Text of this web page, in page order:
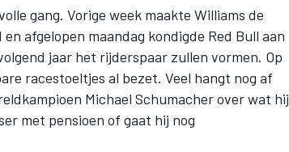
gang. Vorige week maakte Williams de
afgelopen maandag kondigde Red Bull aan
jaar het rijderspaar zullen vormen. Op
racestoeltjes al bezet. Veel hangt nog af
Michael Schumacher over wat hij
met pensioen of gaat hij nog